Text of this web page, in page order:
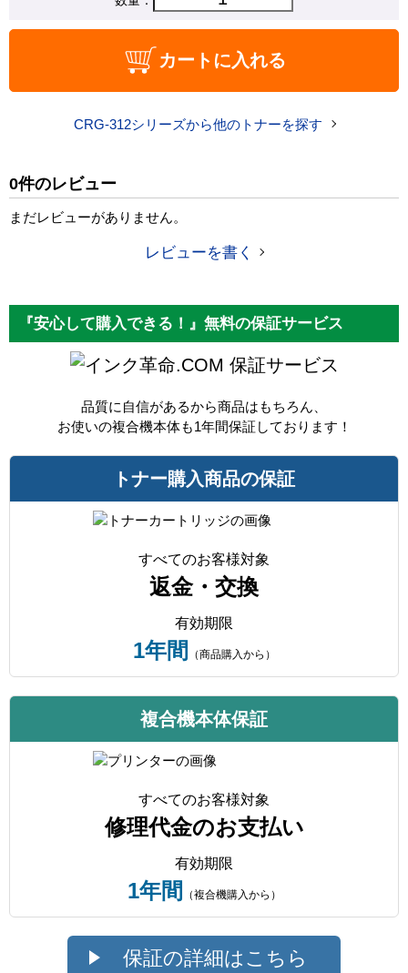
キヤノン
CRG-312
5,110 円
カラー ブラック
カートに入れる
CRG-312シリーズから他のトナーを探す
0件のレビュー
まだレビューがありません。
レビューを書く
『安心して購入できる！』無料の保証サービス
保証サービス
品質に自信があるから商品はもちろん、
お使いの複合機本体も1年間保証しております！
トナー購入商品の保証
すべてのお客様対象
返金・交換
有効期限
1年間 （商品購入から）
複合機本体保証
すべてのお客様対象
修理代金のお支払い
有効期限
1年間 （複合機購入から）
保証の詳細はこちら